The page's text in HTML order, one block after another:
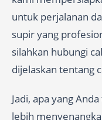
untuk perjalanan
supir yang
silahkan hubungi
dijelaskan tentang
Jadi, apa yang
lebih